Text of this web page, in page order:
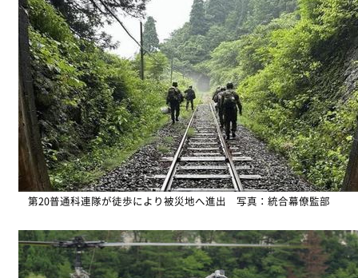
第20普通科連隊が徒歩により被災地へ進出 写真：統合幕僚監部